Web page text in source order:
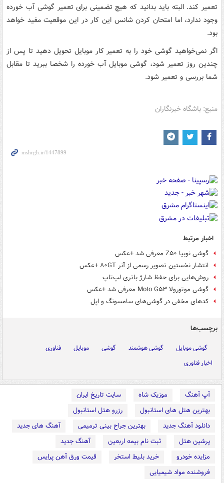
تعمیر کند. البته باید بدانید که هیچ تضمینی برای تعمیر گوشی آب خورده
وجود ندارد، اما امتحان کردن شانس این کار در این موقعیت مفید خواهد
بود.
اگر نمی‌خواهید گوشی خود را به تعمیر کار موبایل تحویل دهید تا پس از
چندین روز تعمیر شود، گوشی موبایل آب خورده را شخصا ببرید تا مقابل
شما بررسی و تعمیر شود.
منبع: باشگاه خبرنگاران
اخبار مرتبط
گوشی نوبیا Z۵۰ معرفی شد +عکس
انتشار نخستین تصویر رسمی از آنر ۸۰GT +عکس
روش‌هایی برای حفظ شارژ باتری لپ‌تاپ
گوشی موتورولا Moto G۵۳ معرفی شد +عکس
کدهای مخفی در گوشی‌های سامسونگ و اپل
برچسب‌ها
گوشی موبایل گوشی هوشمند گوشی موبایل
فناوری
اخبار فناوری
آپ آهنگ موزیک شاه
سایت تاریخ ایران
بهترین هتل های استانبول
رزرو هتل استانبول
دانلود آهنگ جدید
بهترین جراح بینی ترمیمی
آهنگ های جدید
پرشین هتل
ثبت نام بیمه اربعین
آهنگ جدید
مزایده خودرو
خرید بلیط استخر
قیمت ورق آهن پرایس
فروشنده مواد شیمیایی